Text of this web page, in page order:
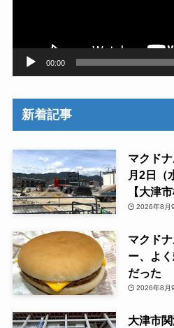
00:00
新着記事
マクド
月2日（
【大津
2026年8月
マクド
ー、よ
だった
2026年8月
大津市